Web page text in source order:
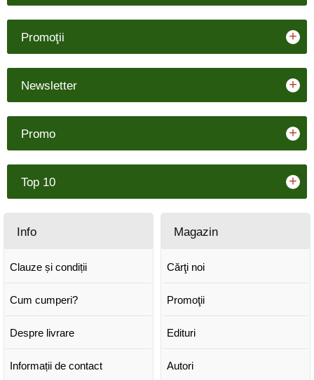
Promoţii +
Newsletter +
Promo +
Top 10 +
Info
Clauze și condiții
Cum cumperi?
Despre livrare
Informații de contact
Magazin
Cărţi noi
Promoţii
Edituri
Autori